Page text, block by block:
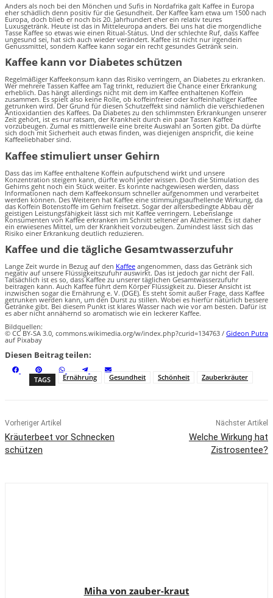
Anders als noch bei den Mönchen und Sufis in Nordafrika galt Kaffee in Europa
eher schädlich denn positiv für die Gesundheit. Der Kaffee kam etwa um 1500 nach
Europa, doch blieb er noch bis 20. Jahrhundert eher ein relativ teures
Luxusgetränk. Heute ist das in Mitteleuropa anders. Bei uns hat die morgendliche
Tasse Kaffee so etwas wie einen Ritual-Status. Und der schlechte Ruf, dass Kaffee
ungesund sei, hat sich auch wieder verändert. Kaffee ist nicht nur irgendein
Genussmittel, sondern Kaffee kann sogar ein recht gesundes Getränk sein.
Kaffee kann vor Diabetes schützen
Regelmäßiger Kaffeekonsum kann das Risiko verringern, an Diabetes zu erkranken.
Wer mehrere Tassen Kaffee am Tag trinkt, reduziert die Chance einer Erkrankung
erheblich. Das hängt allerdings nicht mit dem im Kaffee enthaltenen Koffein
zusammen. Es spielt also keine Rolle, ob koffeinfreier oder koffeinhaltiger Kaffee
getrunken wird. Der Grund für diesen Schutzeffekt sind nämlich die verschiedenen
Antioxidantien des Kaffees. Da Diabetes zu den schlimmsten Erkrankungen unserer
Zeit gehört, ist es nur ratsam, der Krankheit durch ein paar Tassen Kaffee
vorzubeugen. Zumal es mittlerweile eine breite Auswahl an Sorten gibt. Da dürfte
sich doch mit Sicherheit auch etwas finden, was diejenigen anspricht, die keine
Kaffeeliebhaber sind.
Kaffee stimuliert unser Gehirn
Dass das im Kaffee enthaltene Koffein aufputschend wirkt und unsere
Konzentration steigern kann, dürfte wohl jeder wissen. Doch die Stimulation des
Gehirns geht noch ein Stück weiter. Es konnte nachgewiesen werden, dass
Informationen nach dem Kaffeekonsum schneller aufgenommen und verarbeitet
werden können. Des Weiteren hat Kaffee eine stimmungsaufhellende Wirkung, da
das Koffein Botenstoffe im Gehirn freisetzt. Sogar der altersbedingte Abbau der
geistigen Leistungsfähigkeit lässt sich mit Kaffee verringern. Lebenslange
Konsumenten von Kaffee erkranken im Schnitt seltener an Alzheimer. Es ist daher
ein erwiesenes Mittel, um der Krankheit vorzubeugen. Zumindest lässt sich das
Risiko einer Erkrankung deutlich reduzieren.
Kaffee und die tägliche Gesamtwasserzufuhr
Lange Zeit wurde in Bezug auf den Kaffee angenommen, dass das Getränk sich
negativ auf unsere Flüssigkeitszufuhr auswirkt. Das ist jedoch gar nicht der Fall.
Tatsächlich ist es so, dass Kaffee zu unserer täglichen Gesamtwasserzufuhr
beitragen kann. Auch Kaffee führt dem Körper Flüssigkeit zu. Dieser Ansicht ist
inzwischen sogar die Ernährung e. V. (DGE). Es steht somit außer Frage, dass Kaffee
getrunken werden kann, um den Durst zu stillen. Wobei es hierfür natürlich bessere
Getränke gibt. Bei diesem Punkt ist klares Wasser nach wie vor am besten. Dafür ist
es aber nicht annähernd so aromatisch wie ein leckerer Kaffee.
Bildquellen:
© CC BY-SA 3.0, commons.wikimedia.org/w/index.php?curid=134763 / Gideon Putra
auf Pixabay
Diesen Beitrag teilen:
h h
a
r
i
n
t
h
a
h
a
h
a
e
l
S
h
a
m
a
TAGS Ernährung Gesundheit Schönheit Zauberkräuter
Vorheriger Artikel
Kräuterbeet vor Schnecken
schützen
Nächster Artikel
Welche Wirkung hat
Zistrosentee?
Miha von zauber-kraut